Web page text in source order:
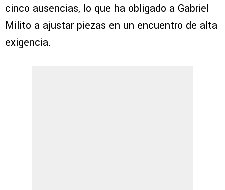
cinco ausencias, lo que ha obligado a Gabriel
Milito a ajustar piezas en un encuentro de alta
exigencia.